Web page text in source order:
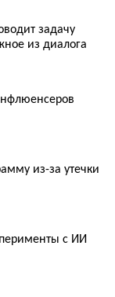
задачу
из диалога
из-за утечки
с ИИ